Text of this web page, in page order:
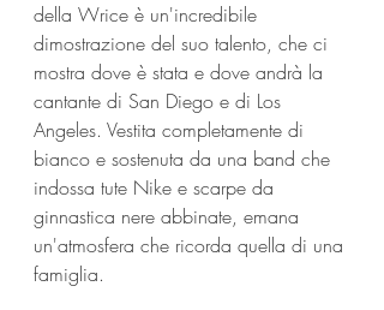
della Wrice è un'incredibile
dimostrazione del suo talento, che ci
mostra dove è stata e dove andrà la
cantante di San Diego e di Los
Angeles. Vestita completamente di
bianco e sostenuta da una band che
indossa tute Nike e scarpe da
ginnastica nere abbinate, emana
un'atmosfera che ricorda quella di una
famiglia.